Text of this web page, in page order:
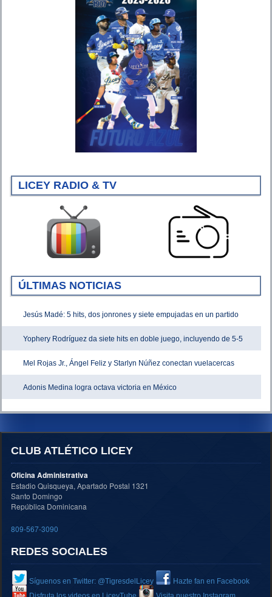
LICEY RADIO & TV
ÚLTIMAS NOTICIAS
Jesús Madé: 5 hits, dos jonrones y siete empujadas en un partido
Yophery Rodríguez da siete hits en doble juego, incluyendo de 5-5
Mel Rojas Jr., Ángel Feliz y Starlyn Núñez conectan vuelacercas
Adonis Medina logra octava victoria en México
CLUB ATLÉTICO LICEY
Oficina Administrativa
Estadio Quisqueya, Apartado Postal 1321
Santo Domingo
República Dominicana
809-567-3090
REDES SOCIALES
Síguenos en Twitter: @TigresdelLicey
Hazte fan en Facebook